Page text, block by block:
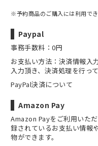
※予約商品のご購入には利用でき
Paypal
事務手数料：0円
お支払い方法：決済情報入
入力頂き、決済処理を行って
PayPal決済について
Amazon Pay
Amazon Payをご利用いた
録されているお支払い情報
物ができます。